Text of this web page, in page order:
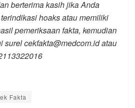
berterima kasih jika Anda
hoaks atau memiliki
pemeriksaan fakta, kemudian
surel cekfakta@medcom.id atau
Fakta